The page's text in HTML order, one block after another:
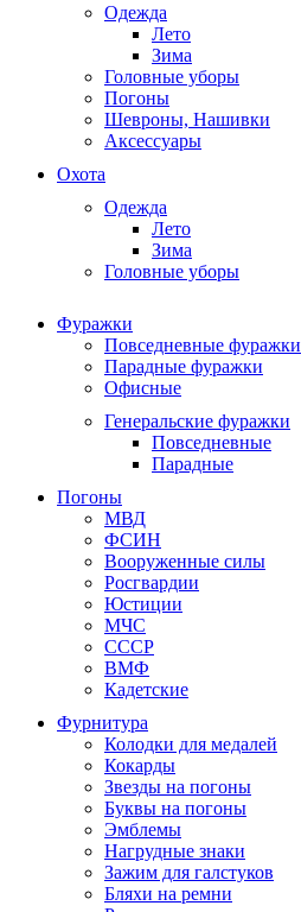
Одежда
Лето
Зима
Головные уборы
Погоны
Шевроны, Нашивки
Аксессуары
Охота
Одежда
Лето
Зима
Головные уборы
Фуражки
Повседневные фуражки
Парадные фуражки
Офисные
Генеральские фуражки
Повседневные
Парадные
Погоны
МВД
ФСИН
Вооруженные силы
Росгвардии
Юстиции
МЧС
СССР
ВМФ
Кадетские
Фурнитура
Колодки для медалей
Кокарды
Звезды на погоны
Буквы на погоны
Эмблемы
Нагрудные знаки
Зажим для галстуков
Бляхи на ремни